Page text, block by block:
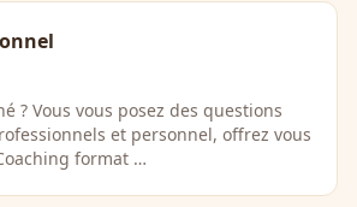
? Vous vous posez des questions
et personnel, offrez vous
format …